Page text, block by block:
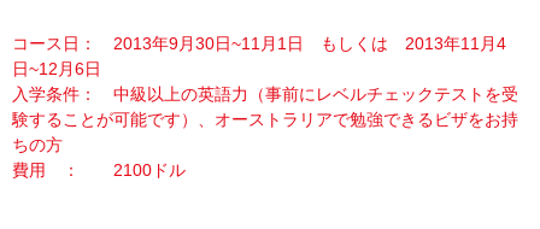
コース日： 2013年9月30日~11月1日 もしくは 2013年11月4
日~12月6日
入学条件： 中級以上の英語力（事前にレベルチェックテストを受
験することが可能です）、オーストラリアで勉強できるビザをお持
ちの方
費用 ： 2100ドル